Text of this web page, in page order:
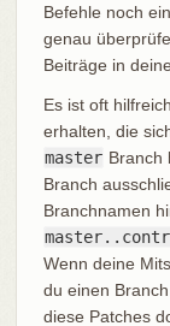
Befehle noch
genau
Beiträge in
Es ist oft
erhalten, die
master Branch
Branch
Branchnamen
Wenn deine
du einen
diese Patches